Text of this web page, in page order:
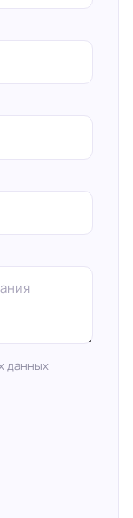
данных